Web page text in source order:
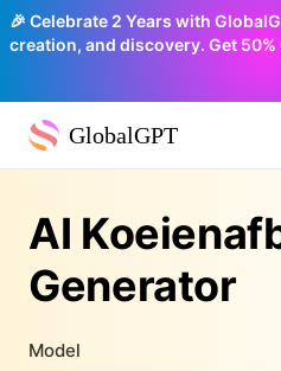
🎉 Celebrate 2 Years with
creation, and discovery. Get 50%
GlobalGPT
AI
Generator
Model